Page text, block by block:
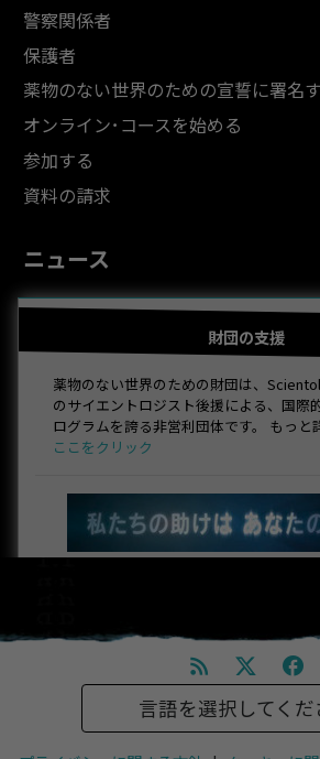
警察関係者
保護者
薬物のない世界のための宣誓に署名
オンライン･コースを始める
参加する
資料の請求
ニュース
財団の支援
薬物のない世界のための財団は、
のサイエントロジスト後援による、国際
ログラムを誇る非営利団体です。 もっと
ここをクリック
言語を選択してくだ